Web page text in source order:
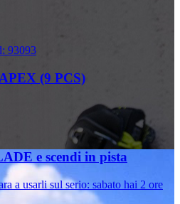
93093
(9 PCS)
e scendi in pista
a usarli sul serio: sabato hai 2 ore